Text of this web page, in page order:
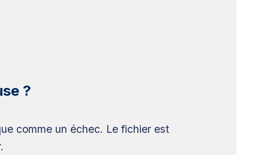
?
comme un échec. Le fichier est